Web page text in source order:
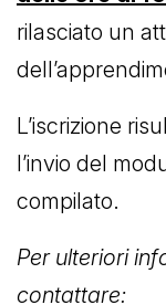
rilasciato un
L’iscrizione
l’invio del
compilato.
Per ulteriori
contattare: